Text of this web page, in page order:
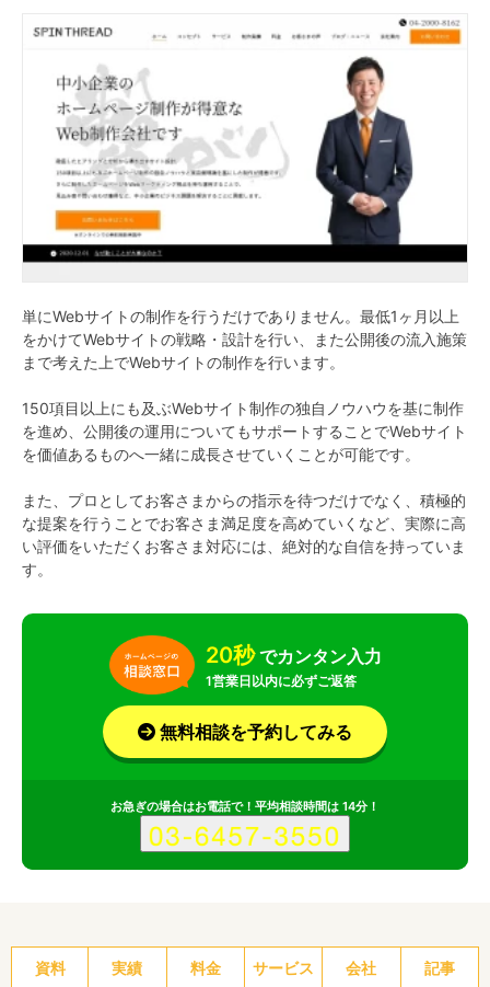
単にWebサイトの制作を行うだけでありません。最低1ヶ⽉以上
をかけてWebサイトの戦略・設計を行い、また公開後の流⼊施策
まで考えた上でWebサイトの制作を行います。
150項目以上にも及ぶWebサイト制作の独自ノウハウを基に制作
を進め、公開後の運用についてもサポートすることでWebサイト
を価値あるものへ一緒に成長させていくことが可能です。
また、プロとしてお客さまからの指⽰を待つだけでなく、積極的
な提案を行うことでお客さま満足度を高めていくなど、実際に⾼
い評価をいただくお客さま対応には、絶対的な⾃信を持っていま
す。
20秒でカンタン入力
1営業日以内に必ずご返答
無料相談を予約してみる
お急ぎの場合はお電話で！平均相談時間は 14分！
資料 実績 料金 サービス 会社 記事